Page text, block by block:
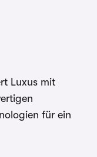
Luxus mit
für ein